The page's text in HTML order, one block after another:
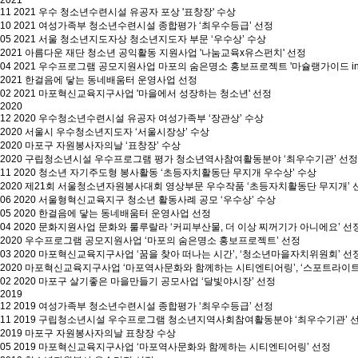
11 2021 우수 청소년수련시설 유공자 포상 '표창장' 수상
10 2021 여성가족부 청소년수련시설 종합평가 ‘최우수등급’ 선정
05 2021 서울 청소년지도자상 청소년지도자 부문 ‘우수상’ 수상
2021 아름다운 재단 청소년 공익활동 지원사업 '나눔교육x유스펀치' 선정
04 2021 우수프로그램 공모지원사업 마포의 숨은명소 홍보프로젝트 '마슐랭가이드
2021 한걸음에 닿는 동네배움터 운영사업 선정
02 2021 마포혁신교육지구사업 '마을에서 성장하는 청소년' 선정
2020
12 2020 우수청소년수련시설 유공자 여성가족부 ‘장관상’ 수상
2020 서울시 우수청소년지도자 ‘서울시장상’ 수상
2020 마포구 자원봉사자의날 ‘표창장’ 수상
2020 구립청소년시설 우수프로그램 평가 청소년역사참여활동분야 ‘최우수기관’ 선정
11 2020 청소년 자기주도형 봉사활동 ‘초등자치활동단 무지개 우수상’ 수상
2020 제21회 서울청소년자원봉사대회 영상부문 우수작품 ‘초등자치활동단 무지개’
06 2020 서울형혁신교육지구 청소년 활동사례 공모 ‘우수상’ 수상
05 2020 한걸음에 닿는 동네배움터 운영사업 선정
04 2020 문화지원사업 문화와 룰루랄라 ‘커피부산물, 더 이상 찌꺼기가 아니에요’ 선
2020 우수프로그램 공모지원사업 ‘마포의 숨은명소 홍보프로젝트’ 선정
03 2020 마포혁신교육지구사업 ‘꿈을 찾아 떠나는 시간’, ‘청소년마을자치위원회’ 선
2020 마포혁신교육지구사업 ‘마포역사문화와 함께하는 시티엔티어링’, ‘스포트라이
02 2020 마포구 살기좋은 마을만들기 공모사업 ‘달빛야시장’ 선정
2019
12 2019 여성가족부 청소년수련시설 종합평가 ‘최우수등급’ 선정
11 2019 구립청소년시설 우수프로그램 청소년지역사회참여활동분야 ‘최우수기관’
2019 마포구 자원봉사자의날 표창장 수상
05 2019 마포혁신교육지구사업 ‘마포역사문화와 함께하는 시티엔티어링’ 선정